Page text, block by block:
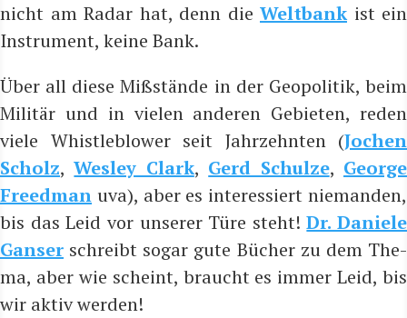
nicht am Radar hat, denn die Welt­bankist ein
Instru­ment, kei­ne Bank.
Über all die­se Miß­stän­de in der Geo­po­li­tik, beim
Mili­tär und in vie­len ande­ren Gebie­ten, reden
vie­le Whist­le­b­lower seit Jahr­zehn­ten (Jochen
Scholz,Wes­ley Clark, Gerd Schul­ze, Geor­ge
Freed­man uva), aber es inter­es­siert nie­man­den,
bis das Leid vor unse­rer Türe steht!Dr. Danie­le
Gan­ser schreibt sogar gute Bücher zu dem The­
ma, aber wie scheint, braucht es immer Leid, bis
wir aktiv werden!